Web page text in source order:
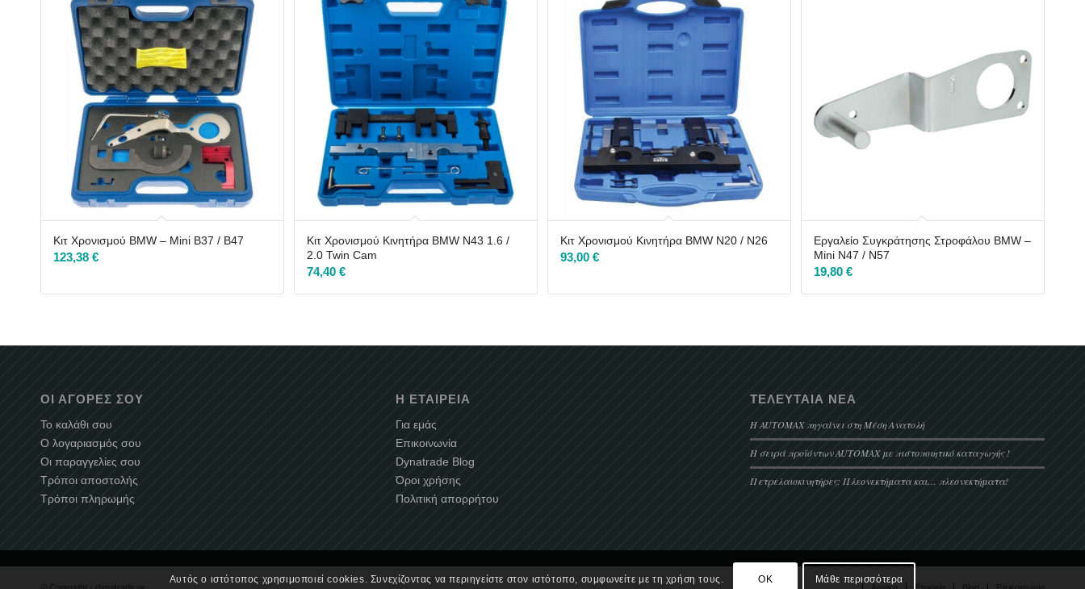
Κιτ Χρονισμού BMW – Mini B37 / B47
123,38 €
Κιτ Χρονισμού Κινητήρα BMW N43 1.6 /
2.0 Twin Cam
74,40€
Κιτ Χρονισμού Κινητήρα BMW N20 / N26
93,00€
Εργαλείο Συγκράτησης Στροφάλου BMW –
Mini N47 / N57
19,80€
ΟΙ ΑΓΟΡΈΣ ΣΟΥ
Το καλάθι σου
Ο λογαριασμός σου
Οι παραγγελίες σου
Τρόποι αποστολής
Τρόποι πληρωμής
Η ΕΤΑΙΡΕΊΑ
Για εμάς
Επικοινωνία
Dynatrade Blog
Όροι χρήσης
Πολιτική απορρήτου
ΤΕΛΕΥΤΑΊΑ ΝΈΑ
Η AUTOMAX πηγαίνει στη Μέση Ανατολή
Η σειρά προϊόντων AUTOMAX με πιστοποιητικό καταγωγής !
Πετρελαιοκινητήρες: Πλεονεκτήματα και… πλεονεκτήματα!
© Copyright - dynatrade.gr Αρχική Εταιρεία Blog Επικοινωνία
Αυτός ο ιστότοπος χρησιμοποιεί cookies. Συνεχίζοντας να περιηγείστε στον ιστότοπο, συμφωνείτε με τη χρήση τους. OK Μάθε περισσότερα